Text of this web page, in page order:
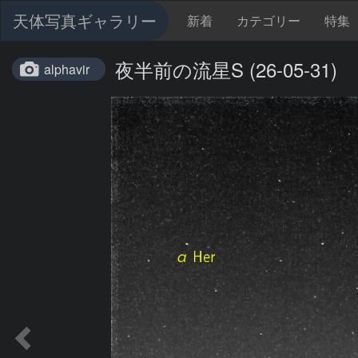
天体写真ギャラリー 新着 カテゴリー 特集
alphavir 夜半前の流星S (26-05-31)